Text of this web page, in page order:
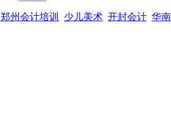
郑州会计培训 少儿美术 开封会计 华南